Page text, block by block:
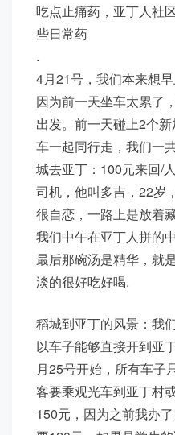
吃点止痛药，亚丁人社
些日常药
.
4月21号，我们本来想
因为前一天坐车太累了
出发。前一天碰上2个
车一起同行走，我们一
城去亚丁：100元来回/
司机，他叫多吉，22岁
很自恋，一路上是放着
我们中午在亚丁人拼的
最后那碗汤是精华，就
淡的很好吃好喝.
稻城到亚丁的风景：我
以车子能够直接开到亚
月25号开始，所有车子
客要乘观光车到亚丁村
150元，因为之前我办